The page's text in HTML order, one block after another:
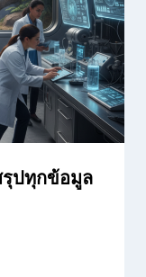
ปทุกข้อมูล